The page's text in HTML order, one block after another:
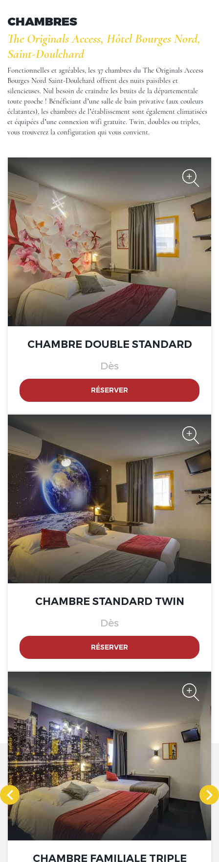
CHAMBRES
The Originals Access, Hôtel Bourges Nord,
Saint-Doulchard
Fonctionnelles et agréables, les 37 chambres du The Originals Access
Bourges Nord Saint-Doulchard offrent des nuits paisibles et
silencieuses. Nul besoin de craindre les bruits de la départementale
toute proche ! Bénéficiant d’une salle de bain privative (aux couleurs
éclatantes), les chambres de l’établissement sont également climatisées
et équipées d’une connexion wifi gratuite. Twin, doubles ou triples,
vous trouverez la configuration qui vous convient.
CHAMBRE DOUBLE STANDARD
Dès
RÉSERVER
CHAMBRE STANDARD TWIN
Dès
RÉSERVER
CHAMBRE FAMILIALE TRIPLE
The Originals Access, Hôtel
Bourges Nord, Saint-
Doulchard
The Originals Access, Hôtel
Bourges Nord, Saint-
Doulchard
The Originals Access, Hôtel
Bourges Nord, Saint-
Bourges Nord, Saint-
Doulchard
The Originals Access, Hôtel
Bourges Nord, Saint-
Bourges Nord, Saint-
The Originals Access, Hôtel
Bourges Nord, Saint-
Doulchard